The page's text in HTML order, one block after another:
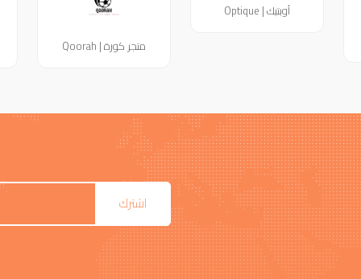
أوبتيك | Optique
متجر كورة | Qoorah
اشترك